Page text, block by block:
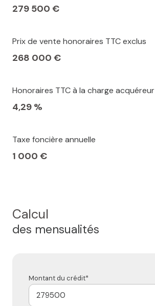
279 500 €
Prix de vente honoraires TTC exclus
268 000 €
Honoraires TTC à la charge acquéreur
4,29 %
Taxe foncière annuelle
1 000 €
Calcul
des mensualités
Montant du crédit*